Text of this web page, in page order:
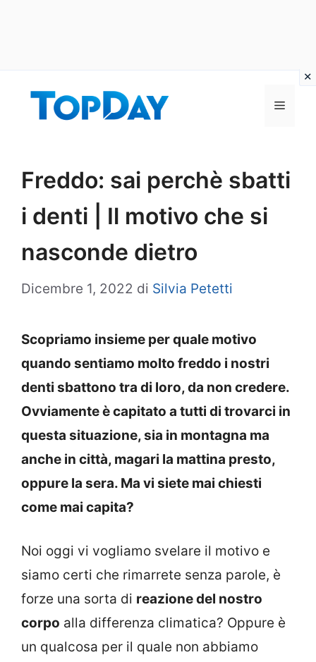
Menu
Freddo: sai perchè sbatti
i denti | Il motivo che si
nasconde dietro
Dicembre 1, 2022 di Silvia Petetti
Scopriamo insieme per quale motivo
quando sentiamo molto freddo i nostri
denti sbattono tra di loro, da non credere.
Ovviamente è capitato a tutti di trovarci in
questa situazione, sia in montagna ma
anche in città, magari la mattina presto,
oppure la sera. Ma vi siete mai chiesti
come mai capita?
Noi oggi vi vogliamo svelare il motivo e
siamo certi che rimarrete senza parole, è
forze una sorta di reazione del nostro
corpo alla differenza climatica? Oppure è
un qualcosa per il quale non abbiamo